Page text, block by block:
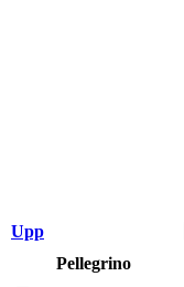
Upp
Pellegrino